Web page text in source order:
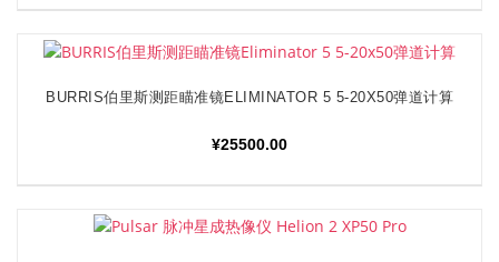
阅读更多
BURRIS伯里斯测距瞄准镜ELIMINATOR 5 5-20X50弹道计算
¥25500.00